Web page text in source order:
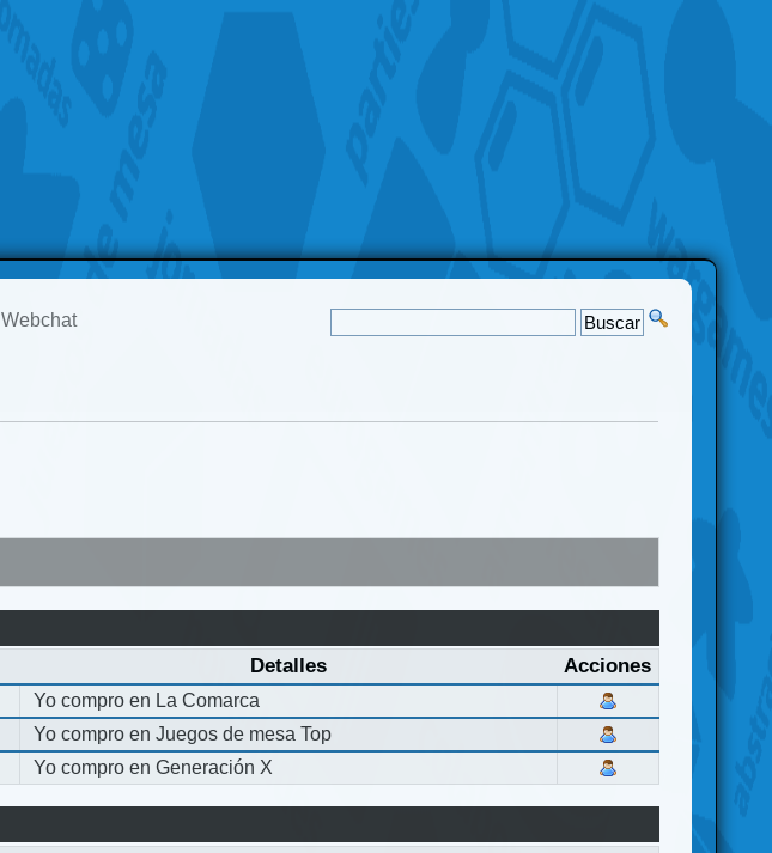
Webchat
Detalles Acciones
Yo compro en La Comarca
Yo compro en Juegos de mesa Top
Yo compro en Generación X